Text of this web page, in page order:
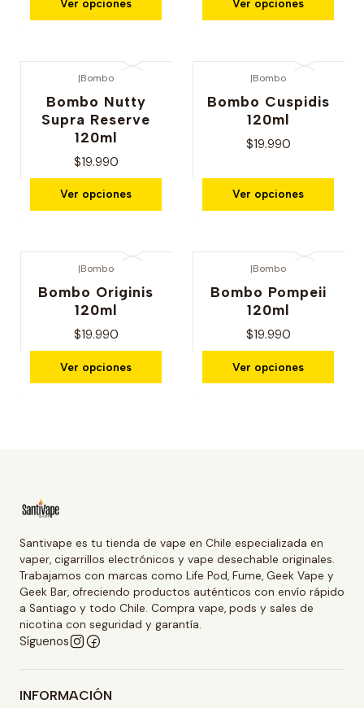
Ver opciones Ver opciones
|Bombo
Bombo Nutty
Supra Reserve
120ml
$19.990
Ver opciones
|Bombo
Bombo Cuspidis
120ml
$19.990
Ver opciones
|Bombo
Bombo Originis
120ml
$19.990
Ver opciones
|Bombo
Bombo Pompeii
120ml
$19.990
Ver opciones
Santivape es tu tienda de vape en Chile especializada en
vaper, cigarrillos electrónicos y vape desechable originales.
Trabajamos con marcas como Life Pod, Fume, Geek Vape y
Geek Bar, ofreciendo productos auténticos con envío rápido
a Santiago y todo Chile. Compra vape, pods y sales de
nicotina con seguridad y garantía.
Síguenos
INFORMACIÓN